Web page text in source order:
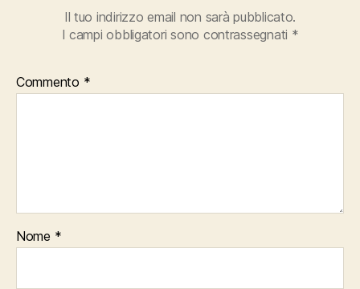
Il tuo indirizzo email non sarà pubblicato.
I campi obbligatori sono contrassegnati *
Commento *
Nome *